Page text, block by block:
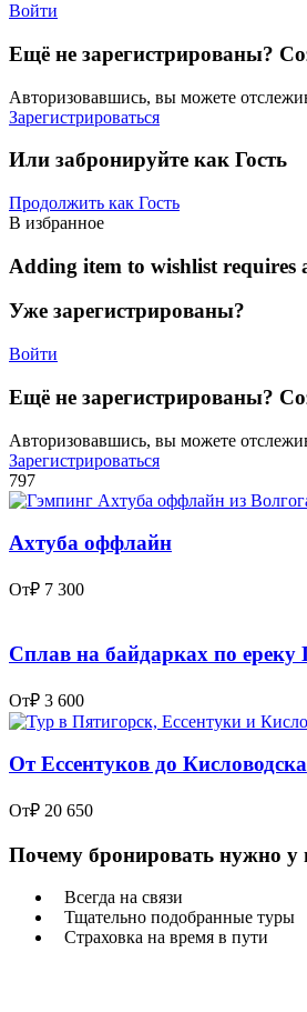
Войти
Ещё не зарегистрированы?
Авторизовавшись, вы можете
Зарегистрироваться
Или забронируйте как Гость
Продолжить как Гость
В избранное
Adding item to wishlist requires
Уже зарегистрированы?
Войти
Ещё не зарегистрированы?
Авторизовавшись, вы можете
Зарегистрироваться
797
Ахтуба оффлайн
От₽ 7 300
Сплав на байдарках по
От₽ 3 600
От Ессентуков до Кисловодска
От₽ 20 650
Почему бронировать нужно у
Всегда на связи
Тщательно подобранные туры
Страховка на время в пути